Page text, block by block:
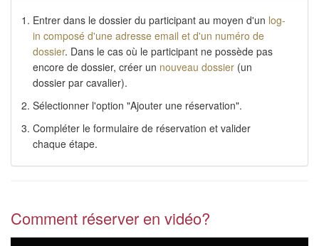
Entrer dans le dossier du participant au moyen d'un log-
in composé d'une adresse email et d'un numéro de
dossier. Dans le cas où le participant ne possède pas
encore de dossier, créer un nouveau dossier (un
dossier par cavalier).
Sélectionner l'option "Ajouter une réservation".
Compléter le formulaire de réservation et valider
chaque étape.
Comment réserver en vidéo?